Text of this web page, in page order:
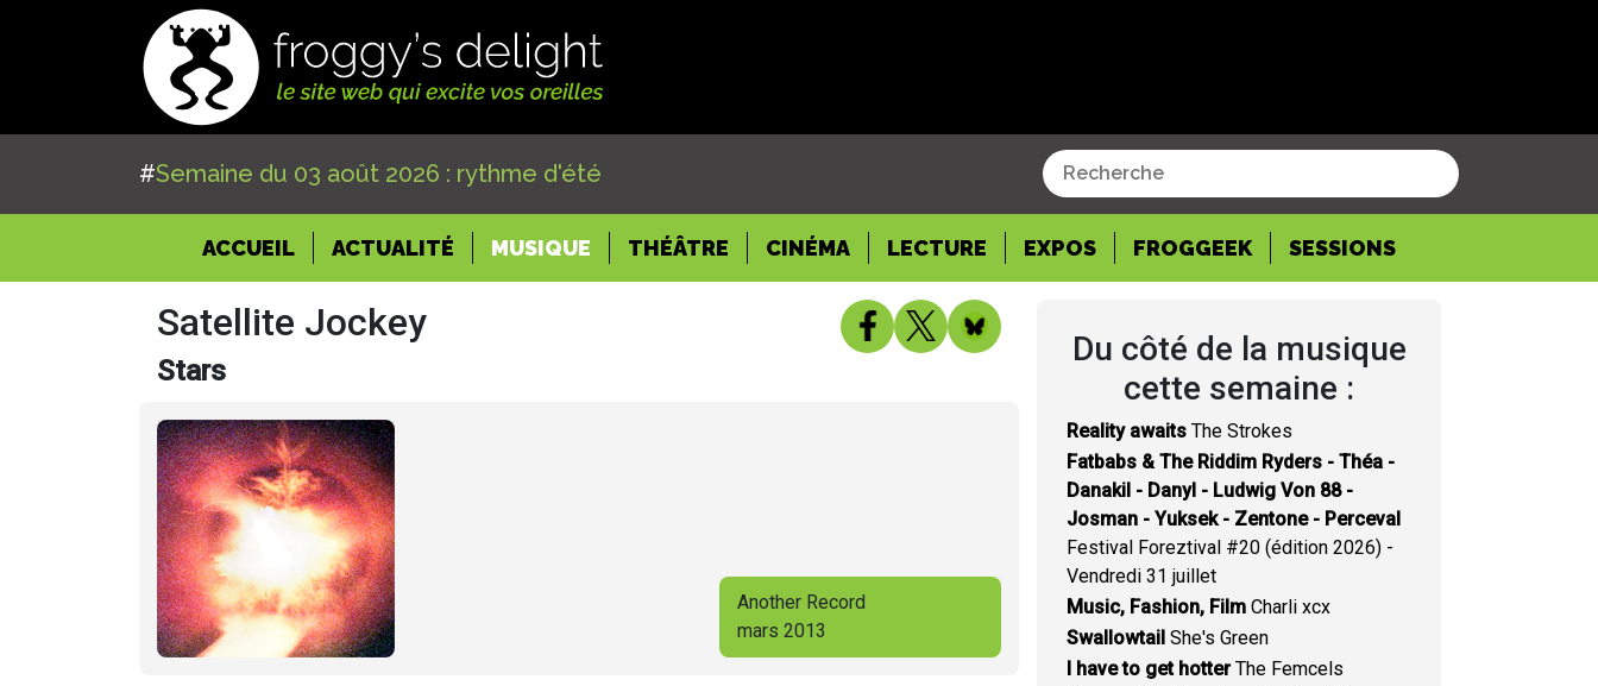
#Semaine du 03 août 2026 : rythme d'été
ACCUEIL(CURRENT)
ACTUALITÉ MUSIQUE THÉÂTRE CINÉMA LECTURE EXPOS FROGGEEK SESSIONS
Satellite Jockey
Stars
Another Record
mars 2013
Du côté de la musique
cette semaine :
Reality awaits The Strokes
Fatbabs & The Riddim Ryders - Théa -
Danakil - Danyl - Ludwig Von 88 -
Josman - Yuksek - Zentone - Perceval
Festival Foreztival #20 (édition 2026) -
Vendredi 31 juillet
Music, Fashion, Film Charli xcx
Swallowtail She's Green
I have to get hotterThe Femcels